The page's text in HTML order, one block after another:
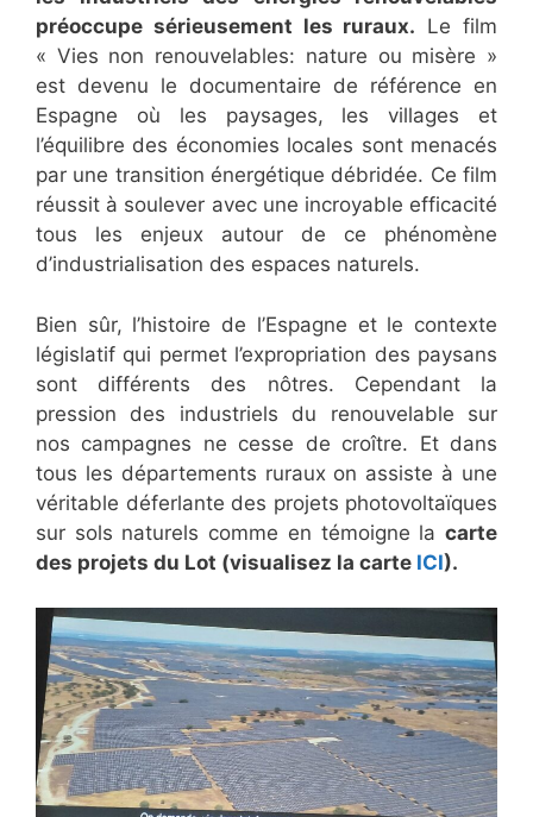
préoccupe sérieusement les ruraux. Le film
« Vies non renouvelables: nature ou misère »
est devenu le documentaire de référence en
Espagne où les paysages, les villages et
l’équilibre des économies locales sont menacés
par une transition énergétique débridée. Ce film
réussit à soulever avec une incroyable efficacité
tous les enjeux autour de ce phénomène
d’industrialisation des espaces naturels.
Bien sûr, l’histoire de l’Espagne et le contexte
législatif qui permet l’expropriation des paysans
sont différents des nôtres. Cependant la
pression des industriels du renouvelable sur
nos campagnes ne cesse de croître. Et dans
tous les départements ruraux on assiste à une
véritable déferlante des projets photovoltaïques
sur sols naturels comme en témoigne la carte
des projets du Lot (visualisez la carte ICI).